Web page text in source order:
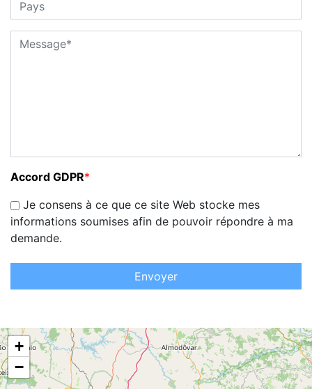
Accord GDPR*
Je consens à ce que ce site Web stocke mes
informations soumises afin de pouvoir répondre à ma
demande.
Envoyer
+
−